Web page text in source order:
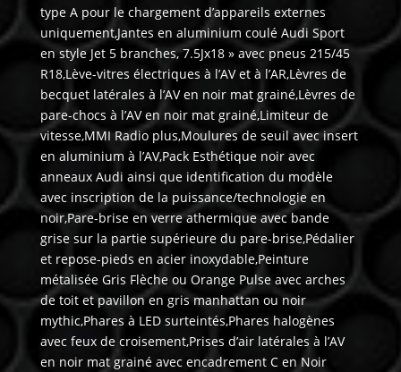
type A pour le chargement d’appareils externes
uniquement,Jantes en aluminium coulé Audi Sport
en style Jet 5 branches, 7.5Jx18 » avec pneus 215/45
R18,Lève-vitres électriques à l’AV et à l’AR,Lèvres de
becquet latérales à l’AV en noir mat grainé,Lèvres de
pare-chocs à l’AV en noir mat grainé,Limiteur de
vitesse,MMI Radio plus,Moulures de seuil avec insert
en aluminium à l’AV,Pack Esthétique noir avec
anneaux Audi ainsi que identification du modèle
avec inscription de la puissance/technologie en
noir,Pare-brise en verre athermique avec bande
grise sur la partie supérieure du pare-brise,Pédalier
et repose-pieds en acier inoxydable,Peinture
métalisée Gris Flèche ou Orange Pulse avec arches
de toit et pavillon en gris manhattan ou noir
mythic,Phares à LED surteintés,Phares halogènes
avec feux de croisement,Prises d’air latérales à l’AV
en noir mat grainé avec encadrement C en Noir